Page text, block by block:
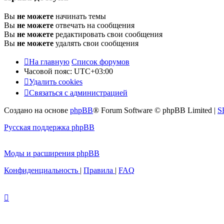
Вы не можете начинать темы
Вы не можете отвечать на сообщения
Вы не можете редактировать свои сообщения
Вы не можете удалять свои сообщения
На главную Список форумов
Часовой пояс: UTC+03:00
Удалить cookies
Связаться с администрацией
Создано на основе phpBB® Forum Software © phpBB Limited |
Русская поддержка phpBB
Моды и расширения phpBB
Конфиденциальность | Правила | FAQ